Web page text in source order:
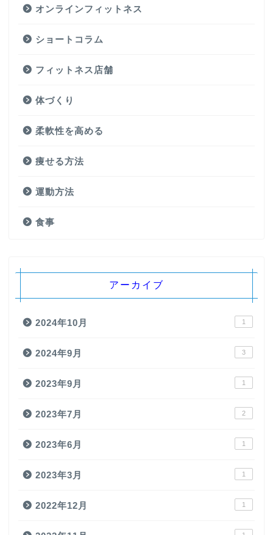
オンラインフィットネス
ショートコラム
フィットネス店舗
体づくり
柔軟性を高める
痩せる方法
運動方法
食事
アーカイブ
2024年10月 1
2024年9月 3
2023年9月 1
2023年7月 2
2023年6月 1
2023年3月 1
2022年12月 1